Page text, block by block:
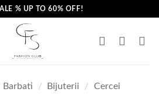
% UP TO 60% OFF!
Barbati / Bijuterii / Cercei